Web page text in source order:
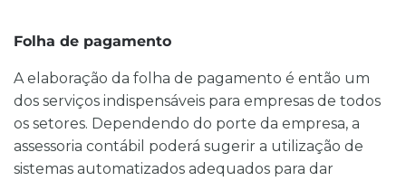
Folha de pagamento
A elaboração da folha de pagamento é então um
dos serviços indispensáveis para empresas de todos
os setores. Dependendo do porte da empresa, a
assessoria contábil poderá sugerir a utilização de
sistemas automatizados adequados para dar